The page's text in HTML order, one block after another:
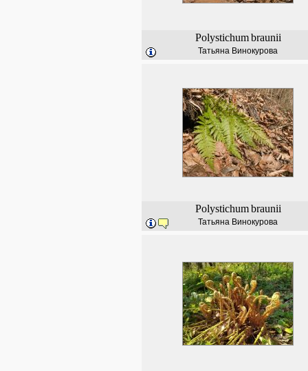
Polystichum braunii
Татьяна Винокурова
Polystichum braunii
Татьяна Винокурова